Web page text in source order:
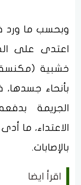
وبحسب ما ورد
اعتدى على
خشبية
بأنحاء
الجريمة
الاعتداء، ما
بالإصابات.
اقرأ ايضا